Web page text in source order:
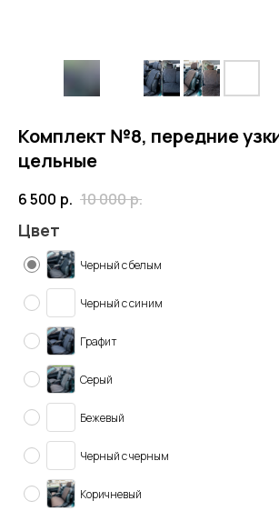
Комплект №8, передние
цельные
6 500 р. 10 000р.
Цвет
Черный с белым
Черный с синим
Графит
Серый
Бежевый
Черный с черным
Коричневый